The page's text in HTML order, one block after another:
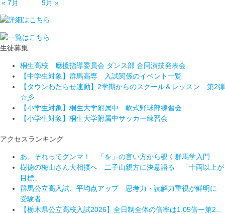
« 7月
9月 »
生徒募集
桐生高校 應援指導委員会 ダンス部 合同演技発表会
【中学生対象】群馬高専 入試関係のイベント一覧
【タウンわたらせ連動】2学期からのスクール＆レッスン 第2弾
☆彡
【小学生対象】桐生大学附属中 軟式野球部練習会
【小学生対象】桐生大学附属中サッカー練習会
アクセスランキング
あ、それってグンマ！ 「を」の言い方から覗く群馬学入門
樹徳の梅山さん大相撲へ 二子山親方に決意語る 「十両以上が
目標」
群馬公立高入試、平均点アップ 思考力・読解力重視が鮮明に
受験者...
【栃木県公立高校入試2026】全日制全体の倍率は1.05倍ー第2...